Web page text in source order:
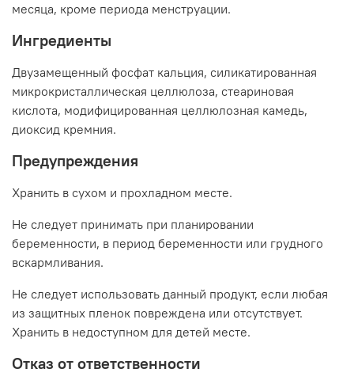
месяца, кроме периода менструации.
Ингредиенты
Двузамещенный фосфат кальция, силикатированная
микрокристаллическая целлюлоза, стеариновая
кислота, модифицированная целлюлозная камедь,
диоксид кремния.
Предупреждения
Хранить в сухом и прохладном месте.
Не следует принимать при планировании
беременности, в период беременности или грудного
вскармливания.
Не следует использовать данный продукт, если любая
из защитных пленок повреждена или отсутствует.
Хранить в недоступном для детей месте.
Отказ от ответственности